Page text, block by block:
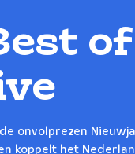
onvolprezen
koppelt het